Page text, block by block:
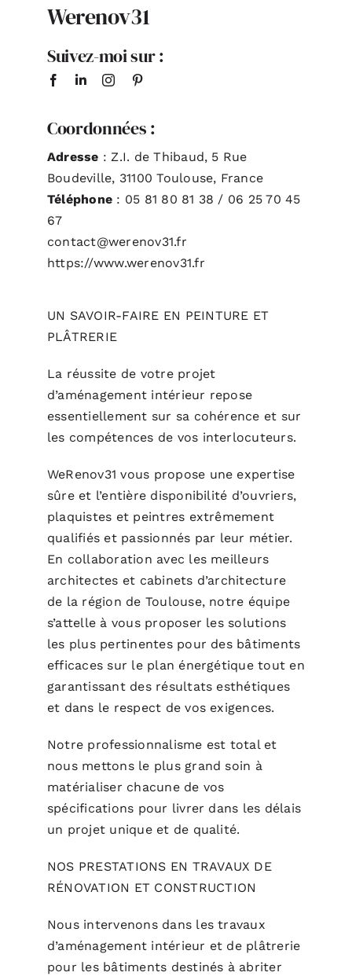
Werenov31
Suivez-moi sur :
Coordonnées :
Adresse : Z.I. de Thibaud, 5 Rue
Boudeville, 31100 Toulouse, France
Téléphone : 05 81 80 81 38 / 06 25 70 45
67
contact@werenov31.fr
https://www.werenov31.fr
UN SAVOIR-FAIRE EN PEINTURE ET
PLÂTRERIE
La réussite de votre projet
d’aménagement intérieur repose
essentiellement sur sa cohérence et sur
les compétences de vos interlocuteurs.
WeRenov31 vous propose une expertise
sûre et l’entière disponibilité d’ouvriers,
plaquistes et peintres extrêmement
qualifiés et passionnés par leur métier.
En collaboration avec les meilleurs
architectes et cabinets d’architecture
de la région de Toulouse, notre équipe
s’attelle à vous proposer les solutions
les plus pertinentes pour des bâtiments
efficaces sur le plan énergétique tout en
garantissant des résultats esthétiques
et dans le respect de vos exigences.
Notre professionnalisme est total et
nous mettons le plus grand soin à
matérialiser chacune de vos
spécifications pour livrer dans les délais
un projet unique et de qualité.
NOS PRESTATIONS EN TRAVAUX DE
RÉNOVATION ET CONSTRUCTION
Nous intervenons dans les travaux
d’aménagement intérieur et de plâtrerie
pour les bâtiments destinés à abriter